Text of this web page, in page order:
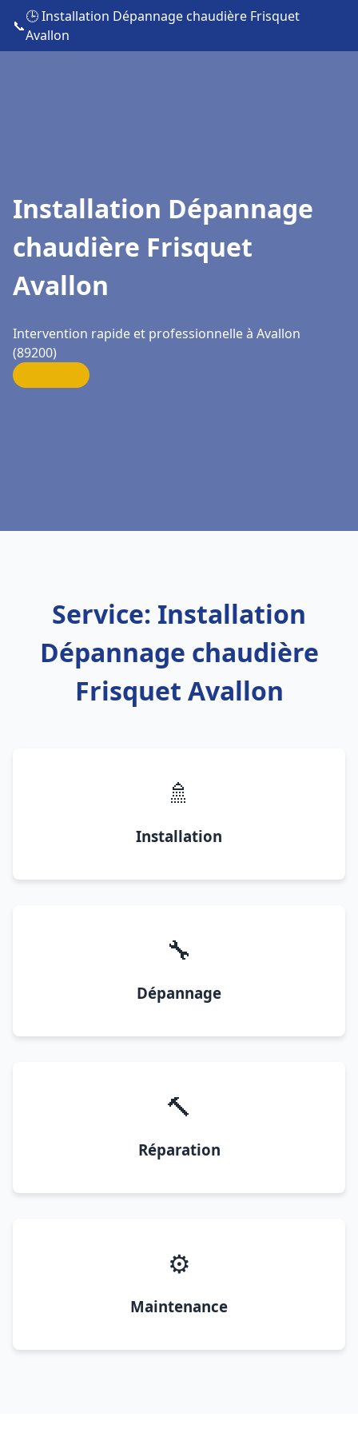
📞
🕒 Installation Dépannage chaudière Frisquet
Avallon
Installation Dépannage
chaudière Frisquet
Avallon
Intervention rapide et professionnelle à Avallon
(89200)
Service: Installation
Dépannage chaudière
Frisquet Avallon
🚿
Installation
🔧
Dépannage
🔨
Réparation
⚙️
Maintenance